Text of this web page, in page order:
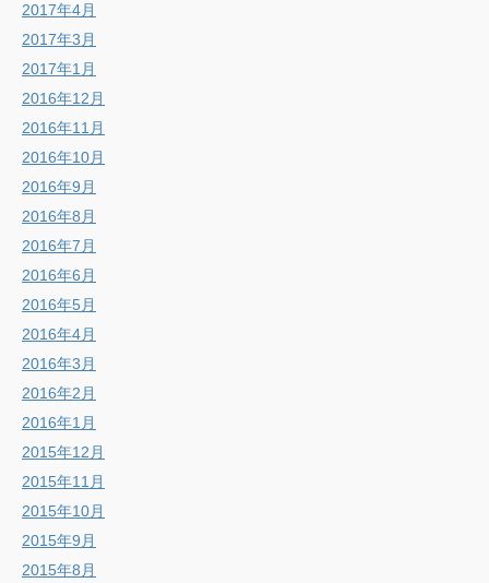
2017年4月
2017年3月
2017年1月
2016年12月
2016年11月
2016年10月
2016年9月
2016年8月
2016年7月
2016年6月
2016年5月
2016年4月
2016年3月
2016年2月
2016年1月
2015年12月
2015年11月
2015年10月
2015年9月
2015年8月